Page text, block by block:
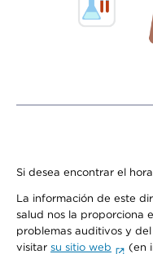
Si desea encontrar el
La información de este
salud nos la proporciona
problemas auditivos y
visitar su sitio web (en